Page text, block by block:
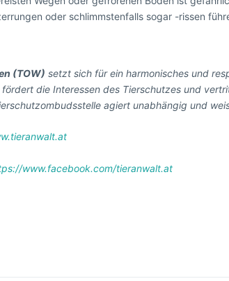
oder schlimmstenfalls sogar -rissen
(TOW) setzt sich für ein harmonisches und
die Interessen des Tierschutzes und
agiert unabhängig und
www.facebook.com/tieranwalt.at